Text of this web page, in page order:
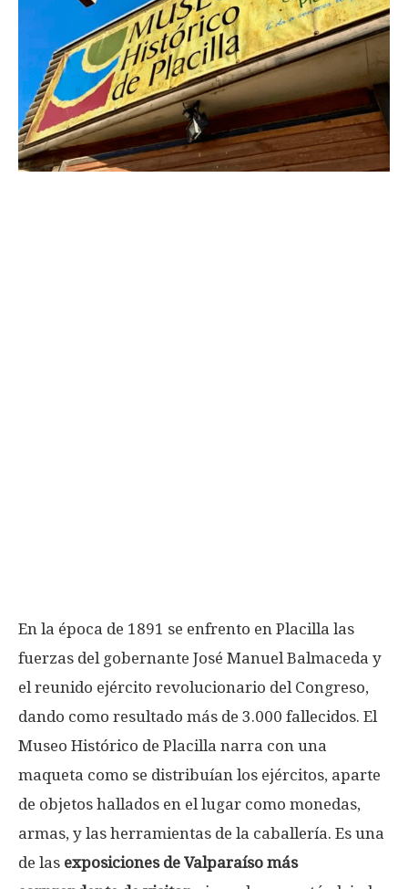
En la época de 1891 se enfrento en Placilla las
fuerzas del gobernante José Manuel Balmaceda y
el reunido ejército revolucionario del Congreso,
dando como resultado más de 3.000 fallecidos. El
Museo Histórico de Placilla narra con una
maqueta como se distribuían los ejércitos, aparte
de objetos hallados en el lugar como monedas,
armas, y las herramientas de la caballería. Es una
de las exposiciones de Valparaíso más